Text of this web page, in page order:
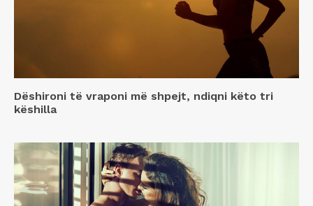
Dëshironi të vraponi më shpejt, ndiqni këto tri
këshilla